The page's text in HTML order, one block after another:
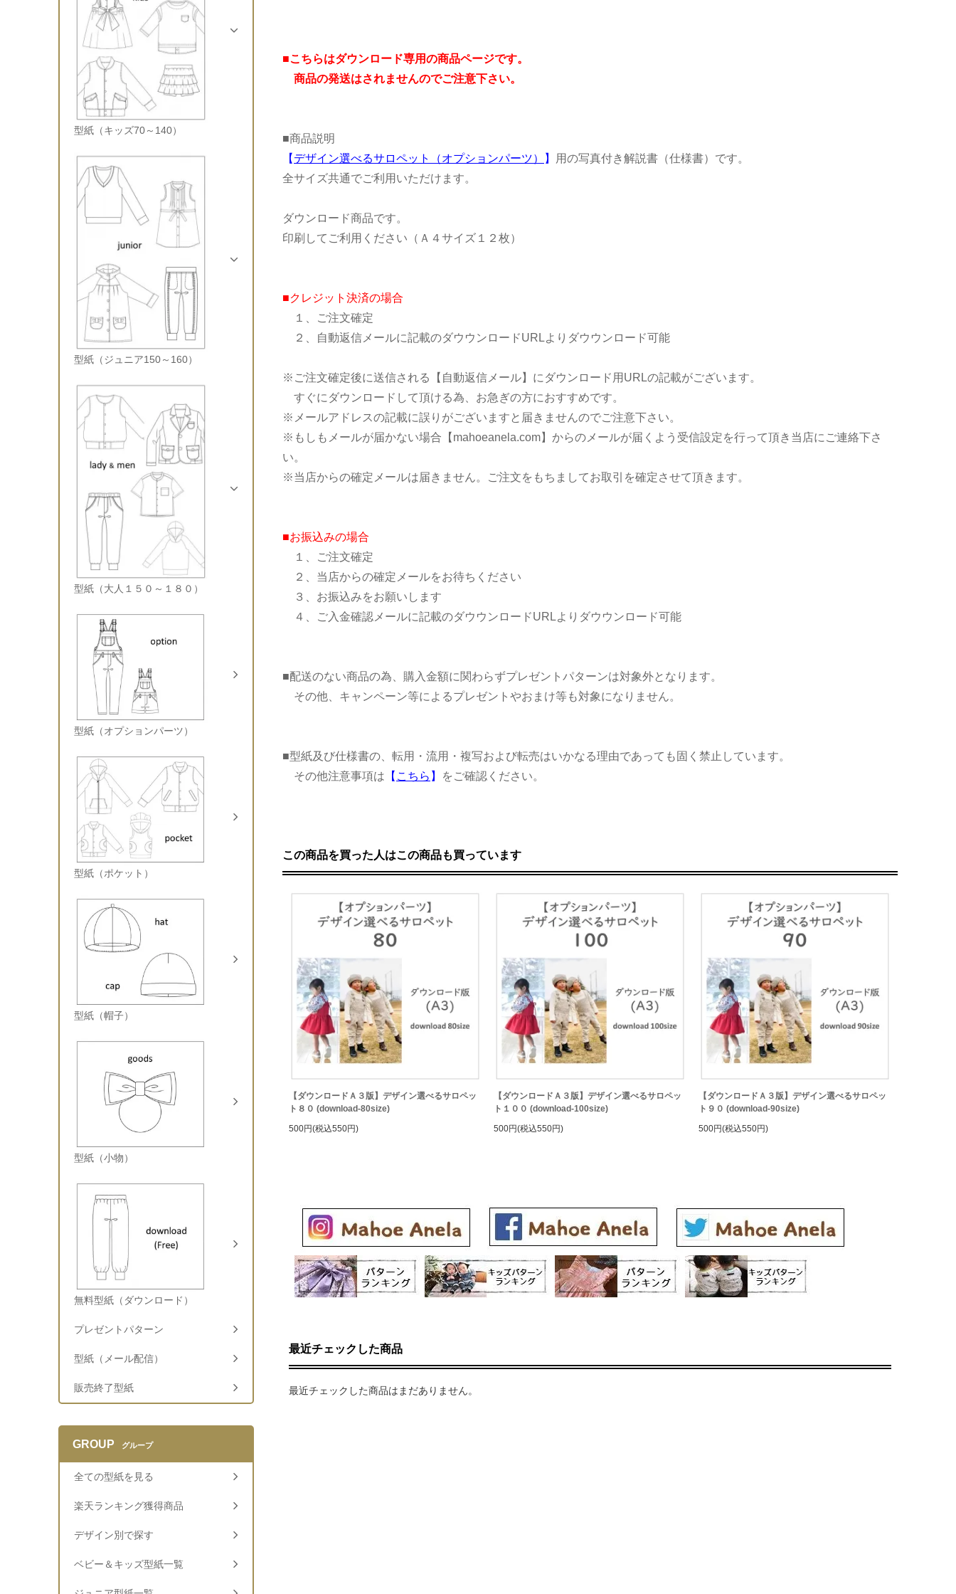
■こちらはダウンロード専用の商品ページです。
商品の発送はされませんのでご注意下さい。
■商品説明
【 デザイン選べるサロペット（オプションパーツ） 】
用の写真付き解説書（仕様書）です。
全サイズ共通でご利用いただけます。
ダウンロード商品です。
印刷してご利用ください（Ａ４サイズ１２枚）
■クレジット決済の場合
１、ご注文確定
２、自動返信メールに記載のダウウンロードURLよりダウウンロード可能
※ご注文確定後に送信される【自動返信メール】にダウンロード用URLの記載がございます。
すぐにダウンロードして頂ける為、お急ぎの方におすすめです。
※メールアドレスの記載に誤りがございますと届きませんのでご注意下さい。
※もしもメールが届かない場合【mahoeanela.com】からのメールが届くよう受信設定を行って頂き当店にご連絡下さ
い。
※当店からの確定メールは届きません。ご注文をもちましてお取引を確定させて頂きます。
■お振込みの場合
１、ご注文確定
２、当店からの確定メールをお待ちください
３、お振込みをお願いします
４、ご入金確認メールに記載のダウウンロードURLよりダウウンロード可能
■配送のない商品の為、購入金額に関わらずプレゼントパターンは対象外となります。
その他、キャンペーン等によるプレゼントやおまけ等も対象になりません。
■型紙及び仕様書の、転用・流用・複写および転売はいかなる理由であっても固く禁止しています。
その他注意事項は 【 こちら 】 をご確認ください。
この商品を買った人はこの商品も買っています
【ダウンロードＡ３版】デザイン選べるサロペッ
ト８０ (download-80size)
500円(税込550円)
【ダウンロードＡ３版】デザイン選べるサロペッ
ト１００ (download-100size)
500円(税込550円)
【ダウンロードＡ３版】デザイン選べるサロペッ
ト９０ (download-90size)
500円(税込550円)
最近チェックした商品
最近チェックした商品はまだありません。
型紙（キッズ70～140）
型紙（ジュニア150～160）
型紙（大人１５０～１８０）
型紙（オプションパーツ）
型紙（ポケット）
型紙（帽子）
型紙（小物）
無料型紙（ダウンロード）
プレゼントパターン
型紙（メール配信）
販売終了型紙
GROUP グループ
全ての型紙を見る
楽天ランキング獲得商品
デザイン別で探す
ベビー＆キッズ型紙一覧